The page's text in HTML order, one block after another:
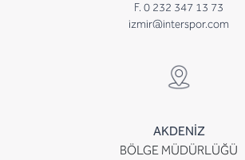
F. 0 232 347 13 73
izmir@interspor.com
AKDENİZ
BÖLGE MÜDÜRLÜĞÜ